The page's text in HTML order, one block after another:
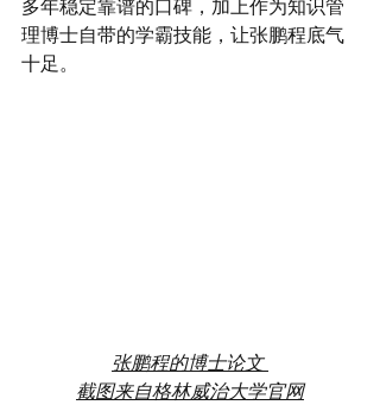
多年稳定靠谱的口碑，加上作为知识管
理博士自带的学霸技能，让张鹏程底气
十足。
张鹏程的博士论文
截图来自格林威治大学官网